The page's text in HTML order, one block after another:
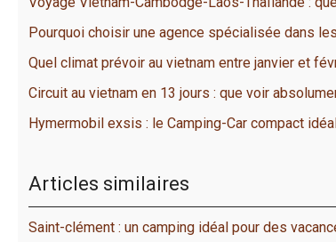
Pourquoi choisir une agence spécialisée dans
Quel climat prévoir au vietnam entre janvier et
Circuit au vietnam en 13 jours : que voir
Hymermobil exsis : le Camping-Car compact
Articles similaires
Saint-clément : un camping idéal pour des